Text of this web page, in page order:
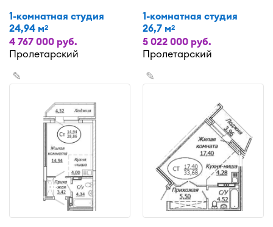
1-комнатная студия
24,94 м2
4 767 000 руб.
Пролетарский
1-комнатная студия
26,7 м2
5 022 000 руб.
Пролетарский
✎ ✎